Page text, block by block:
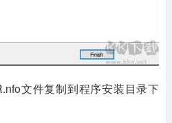
文件复制到程序安装目录下